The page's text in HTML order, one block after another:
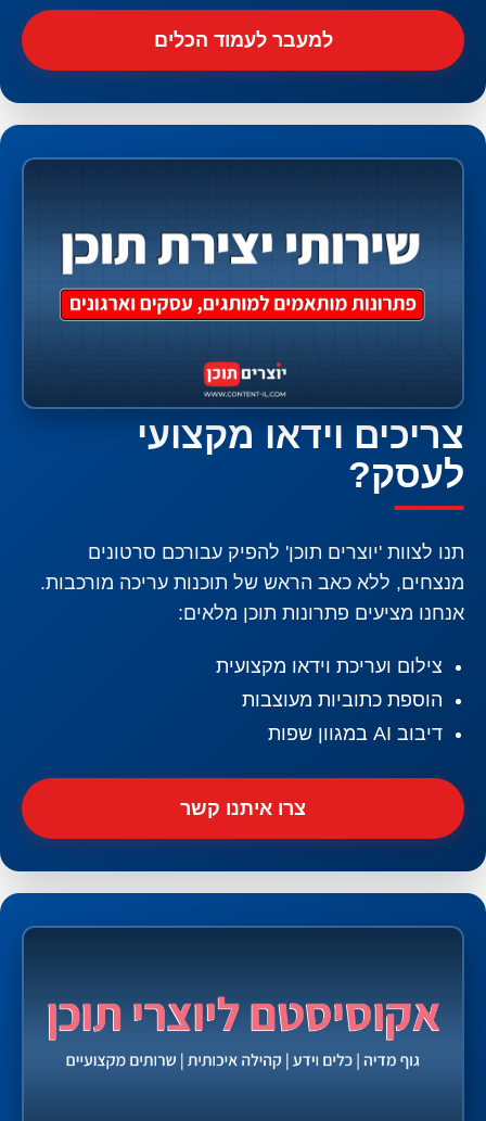
למעבר לעמוד הכלים
צריכים וידאו מקצועי
לעסק?
תנו לצוות 'יוצרים תוכן' להפיק עבורכם סרטונים
מנצחים, ללא כאב הראש של תוכנות עריכה מורכבות.
אנחנו מציעים פתרונות תוכן מלאים:
צילום ועריכת וידאו מקצועית
הוספת כתוביות מעוצבות
דיבוב AI במגוון שפות
צרו איתנו קשר